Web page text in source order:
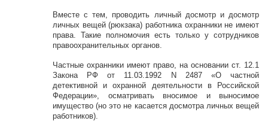
Вместе с тем, проводить личный досмотр и досмотр
личных вещей (рюкзака) работника охранники не имеют
права. Такие полномочия есть только у сотрудников
правоохранительных органов.
Частные охранники имеют право, на основании ст. 12.1
Закона РФ от 11.03.1992 N 2487 «О частной
детективной и охранной деятельности в Российской
Федерации», осматривать вносимое и выносимое
имущество (но это не касается досмотра личных вещей
работников).